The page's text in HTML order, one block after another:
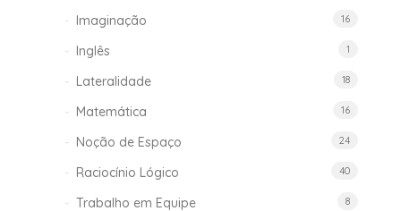
Imaginação 16
Inglês 1
Lateralidade 18
Matemática 16
Noção de Espaço 24
Raciocínio Lógico 40
Trabalho em Equipe 8